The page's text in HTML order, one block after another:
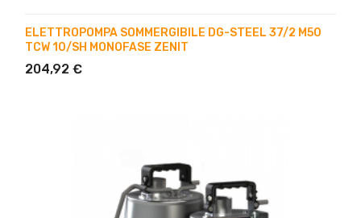
ELETTROPOMPA SOMMERGIBILE DG-STEEL 37/2 M50
TCW 10/SH MONOFASE ZENIT
204,92 €